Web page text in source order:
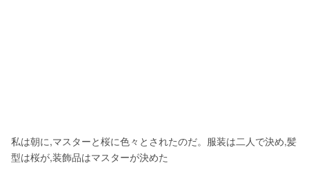
私は朝に,マスターと桜に色々とされたのだ。服装は二人で決め,髪
型は桜が,装飾品はマスターが決めた